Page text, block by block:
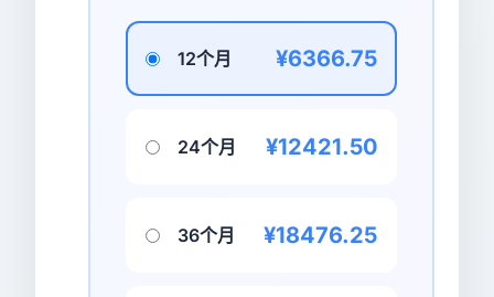
12个月 ¥6366.75
24个月 ¥12421.50
36个月 ¥18476.25